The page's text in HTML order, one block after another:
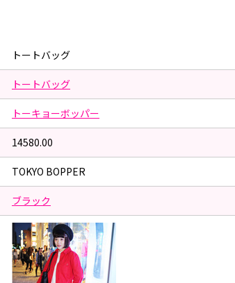
トートバッグ
トートバッグ
トーキョーボッパー
14580.00
TOKYO BOPPER
ブラック